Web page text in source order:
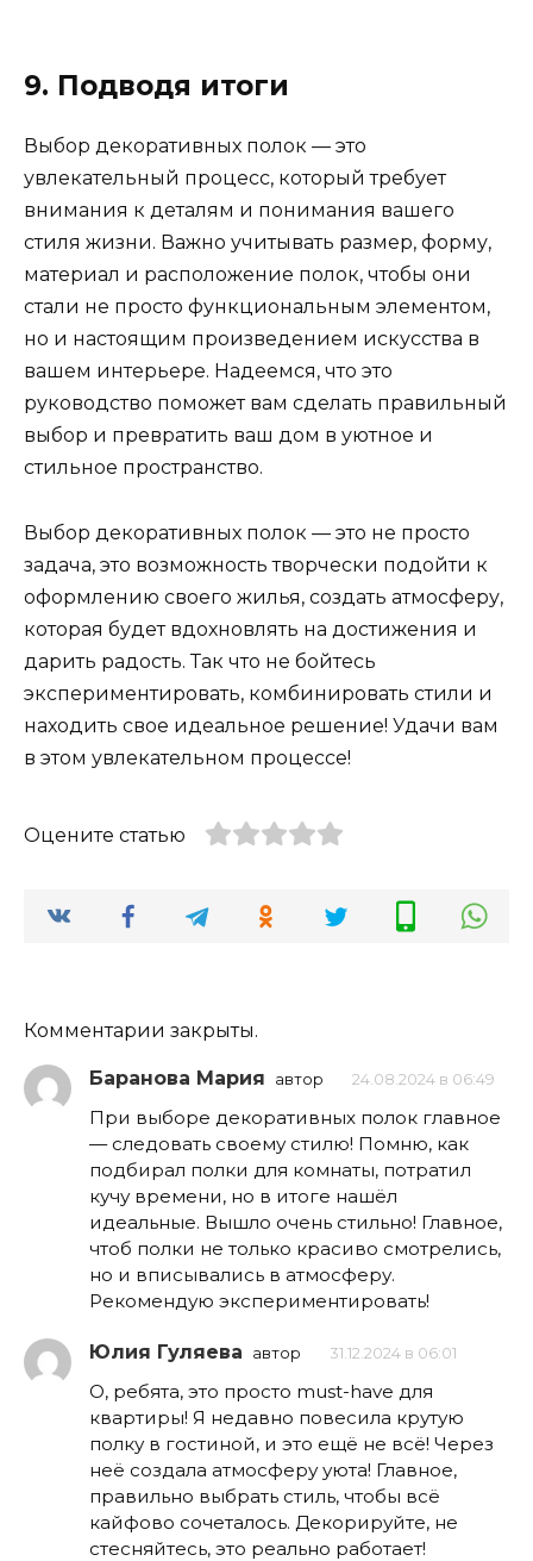
9. Подводя итоги
Выбор декоративных полок — это
увлекательный процесс, который требует
внимания к деталям и понимания вашего
стиля жизни. Важно учитывать размер, форму,
материал и расположение полок, чтобы они
стали не просто функциональным элементом,
но и настоящим произведением искусства в
вашем интерьере. Надеемся, что это
руководство поможет вам сделать правильный
выбор и превратить ваш дом в уютное и
стильное пространство.
Выбор декоративных полок — это не просто
задача, это возможность творчески подойти к
оформлению своего жилья, создать атмосферу,
которая будет вдохновлять на достижения и
дарить радость. Так что не бойтесь
экспериментировать, комбинировать стили и
находить свое идеальное решение! Удачи вам
в этом увлекательном процессе!
Оцените статью
Комментарии закрыты.
Баранова Мария автор 24.08.2024 в 06:49
При выборе декоративных полок главное
— следовать своему стилю! Помню, как
подбирал полки для комнаты, потратил
кучу времени, но в итоге нашёл
идеальные. Вышло очень стильно! Главное,
чтоб полки не только красиво смотрелись,
но и вписывались в атмосферу.
Рекомендую экспериментировать!
Юлия Гуляева автор 31.12.2024 в 06:01
О, ребята, это просто must-have для
квартиры! Я недавно повесила крутую
полку в гостиной, и это ещё не всё! Через
неё создала атмосферу уюта! Главное,
правильно выбрать стиль, чтобы всё
кайфово сочеталось. Декорируйте, не
стесняйтесь, это реально работает!